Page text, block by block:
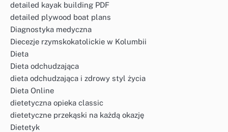
detailed kayak building PDF
detailed plywood boat plans
Diagnostyka medyczna
Diecezje rzymskokatolickie w Kolumbii
Dieta
Dieta odchudzająca
dieta odchudzająca i zdrowy styl życia
Dieta Online
dietetyczna opieka classic
dietetyczne przekąski na każdą okazję
Dietetyk